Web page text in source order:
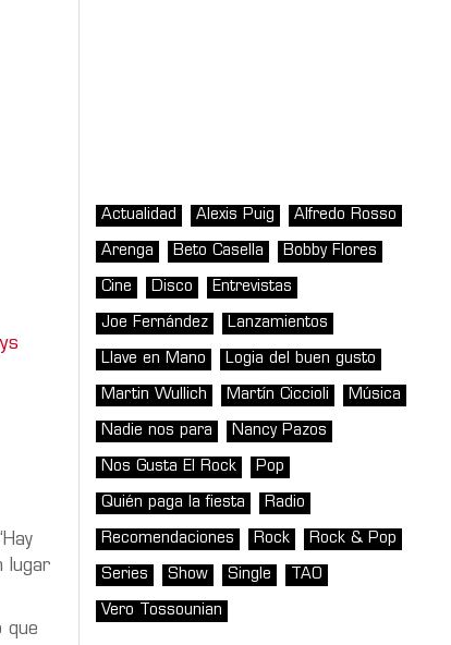
lugar
que
Actualidad Alexis Puig Alfredo Rosso
Arenga Beto Casella Bobby Flores
Cine Disco Entrevistas
Joe Fernández Lanzamientos
Llave en Mano Logia del buen gusto
Martin Wullich Martín Ciccioli Música
Nadie nos para Nancy Pazos
Nos Gusta El Rock Pop
Quién paga la fiesta Radio
Recomendaciones Rock Rock & Pop
Series Show Single TAO
Vero Tossounian